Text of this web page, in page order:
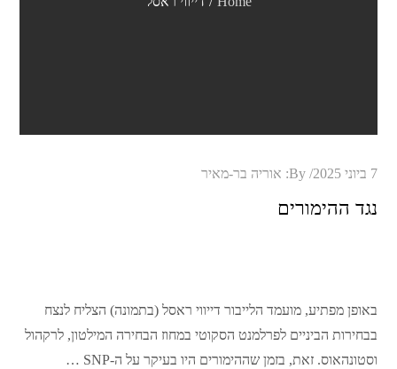
Posted
7 ביוני 2025 By: אוריה בר-מאיר
נגד ההימורים
באופן מפתיע, מועמד הלייבור דייווי ראסל (בתמונה) הצליח לנצח
בבחירות הביניים לפרלמנט הסקוטי במחוז הבחירה המילטון, לרקהול
וסטונהאוס. זאת, בזמן שההימורים היו בעיקר על ה-SNP …